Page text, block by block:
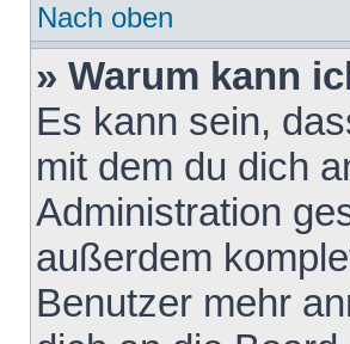
Nach oben
» Warum kann
Es kann sein,
mit dem du dich
Administration
außerdem
Benutzer mehr